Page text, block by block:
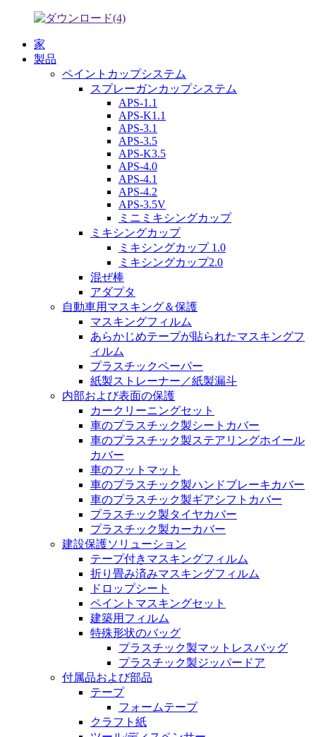
家
製品
ペイントカップシステム
スプレーガンカップシステム
APS-1.1
APS-K1.1
APS-3.1
APS-3.5
APS-K3.5
APS-4.0
APS-4.1
APS-4.2
APS-3.5V
ミニミキシングカップ
ミキシングカップ
ミキシングカップ 1.0
ミキシングカップ2.0
混ぜ棒
アダプタ
自動車用マスキング＆保護
マスキングフィルム
あらかじめテープが貼られたマスキングフ
ィルム
プラスチックペーパー
紙製ストレーナー／紙製漏斗
内部および表面の保護
カークリーニングセット
車のプラスチック製シートカバー
車のプラスチック製ステアリングホイール
カバー
車のフットマット
車のプラスチック製ハンドブレーキカバー
車のプラスチック製ギアシフトカバー
プラスチック製タイヤカバー
プラスチック製カーカバー
建設保護ソリューション
テープ付きマスキングフィルム
折り畳み済みマスキングフィルム
ドロップシート
ペイントマスキングセット
建築用フィルム
特殊形状のバッグ
プラスチック製マットレスバッグ
プラスチック製ジッパードア
付属品および部品
テープ
フォームテープ
クラフト紙